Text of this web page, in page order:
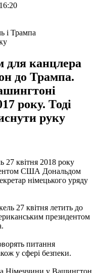
для канцлера
до Трампа.
року. Тоді
руку
квітня 2018 року
США Дональдом
німецького уряду
27 квітня летить до
президентом
питання
у сфері безпеки.
Німеччини у Вашингтон